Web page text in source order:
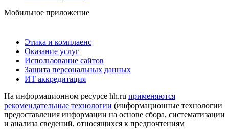
Мобильное приложение
Этика и комплаенс
Оказание услуг
Использование сайтов
Защита персональных данных
ИТ аккредитация
На информационном ресурсе hh.ru применяются
рекомендательные технологии (информационные технологии
предоставления информации на основе сбора, систематизации
и анализа сведений, относящихся к предпочтениям